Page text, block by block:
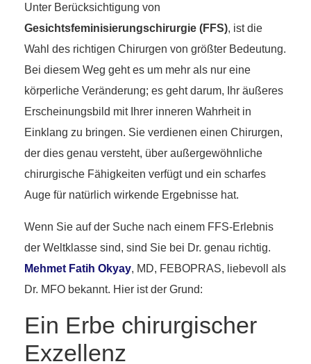
Unter Berücksichtigung von
Gesichtsfeminisierungschirurgie (FFS), ist die
Wahl des richtigen Chirurgen von größter Bedeutung.
Bei diesem Weg geht es um mehr als nur eine
körperliche Veränderung; es geht darum, Ihr äußeres
Erscheinungsbild mit Ihrer inneren Wahrheit in
Einklang zu bringen. Sie verdienen einen Chirurgen,
der dies genau versteht, über außergewöhnliche
chirurgische Fähigkeiten verfügt und ein scharfes
Auge für natürlich wirkende Ergebnisse hat.
Wenn Sie auf der Suche nach einem FFS-Erlebnis
der Weltklasse sind, sind Sie bei Dr. genau richtig.
Mehmet Fatih Okyay, MD, FEBOPRAS, liebevoll als
Dr. MFO bekannt. Hier ist der Grund:
Ein Erbe chirurgischer
Exzellenz